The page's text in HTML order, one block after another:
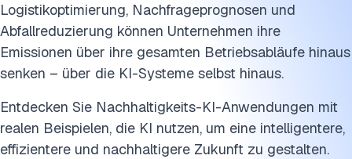
Logistikoptimierung, Nachfrageprognosen und
Abfallreduzierung können Unternehmen ihre
Emissionen über ihre gesamten Betriebsabläufe hinaus
senken – über die KI-Systeme selbst hinaus.
Entdecken Sie Nachhaltigkeits-KI-Anwendungen mit
realen Beispielen, die KI nutzen, um eine intelligentere,
effizientere und nachhaltigere Zukunft zu gestalten.
Energie und Logistik
Was sind die Herausforderungen von Nachhaltigkeits-KI?
Bewährte Verfahren zur Minderung der
Diese Forschung zitieren